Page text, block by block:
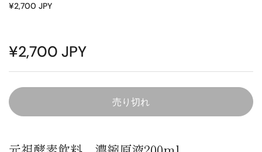
¥2,700 JPY
¥2,700 JPY
売り切れ